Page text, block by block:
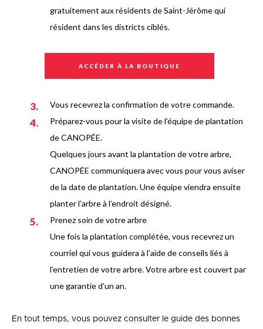
gratuitement aux résidents de Saint-Jérôme qui
résident dans les districts ciblés.
ACCÉDER À LA BOUTIQUE
Vous recevrez la confirmation de votre commande.
Préparez-vous pour la visite de l’équipe de plantation
de CANOPÉE.
Quelques jours avant la plantation de votre arbre,
CANOPÉE communiquera avec vous pour vous aviser
de la date de plantation. Une équipe viendra ensuite
planter l’arbre à l’endroit désigné.
Prenez soin de votre arbre
Une fois la plantation complétée, vous recevrez un
courriel qui vous guidera à l’aide de conseils liés à
l’entretien de votre arbre. Votre arbre est couvert par
une garantie d’un an.
En tout temps, vous pouvez consulter le guide des bonnes